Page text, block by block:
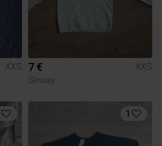
XXS
7 €
XXS
Sinsay
1